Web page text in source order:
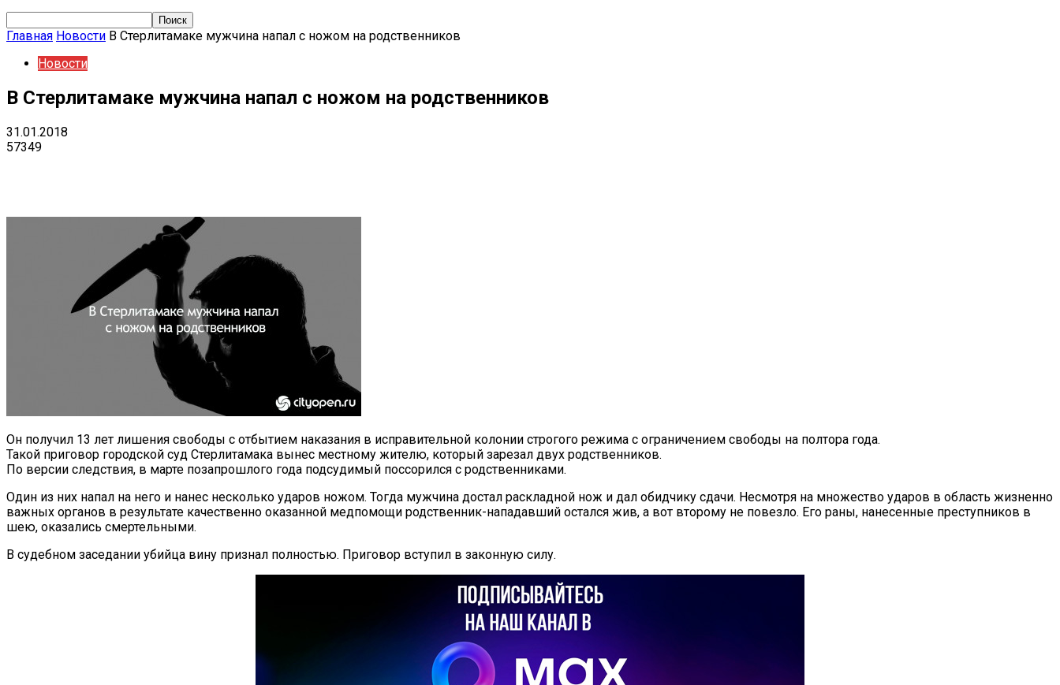
Главная Новости В Стерлитамаке мужчина напал с ножом на родственников
Новости
В Стерлитамаке мужчина напал с ножом на родственников
31.01.2018
57349
Он получил 13 лет лишения свободы с отбытием наказания в исправительной колонии строгого режима с ограничением свободы на полтора года.
Такой приговор городской суд Стерлитамака вынес местному жителю, который зарезал двух родственников.
По версии следствия, в марте позапрошлого года подсудимый поссорился с родственниками.
Один из них напал на него и нанес несколько ударов ножом. Тогда мужчина достал раскладной нож и дал обидчику сдачи. Несмотря на множество ударов в область жизненно
важных органов в результате качественно оказанной медпомощи родственник-нападавший остался жив, а вот второму не повезло. Его раны, нанесенные преступников в
шею, оказались смертельными.
В судебном заседании убийца вину признал полностью. Приговор вступил в законную силу.